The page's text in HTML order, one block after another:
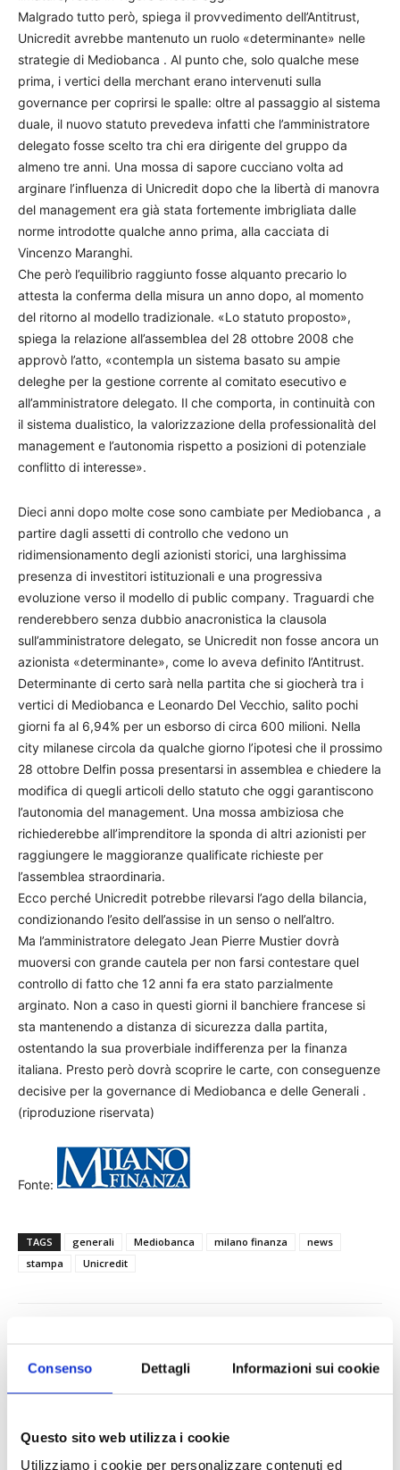
Consenso Dettagli Informazioni sui cookie
Questo sito web utilizza i cookie
Utilizziamo i cookie per personalizzare contenuti ed
Malgrado tutto però, spiega il provvedimento dell’Antitrust,
Unicredit avrebbe mantenuto un ruolo «determinante» nelle
strategie di Mediobanca . Al punto che, solo qualche mese
prima, i vertici della merchant erano intervenuti sulla
governance per coprirsi le spalle: oltre al passaggio al sistema
duale, il nuovo statuto prevedeva infatti che l’amministratore
delegato fosse scelto tra chi era dirigente del gruppo da
almeno tre anni. Una mossa di sapore cucciano volta ad
arginare l’influenza di Unicredit dopo che la libertà di manovra
del management era già stata fortemente imbrigliata dalle
norme introdotte qualche anno prima, alla cacciata di
Vincenzo Maranghi.
Che però l’equilibrio raggiunto fosse alquanto precario lo
attesta la conferma della misura un anno dopo, al momento
del ritorno al modello tradizionale. «Lo statuto proposto»,
spiega la relazione all’assemblea del 28 ottobre 2008 che
approvò l’atto, «contempla un sistema basato su ampie
deleghe per la gestione corrente al comitato esecutivo e
all’amministratore delegato. Il che comporta, in continuità con
il sistema dualistico, la valorizzazione della professionalità del
management e l’autonomia rispetto a posizioni di potenziale
conflitto di interesse».
Dieci anni dopo molte cose sono cambiate per Mediobanca , a
partire dagli assetti di controllo che vedono un
ridimensionamento degli azionisti storici, una larghissima
presenza di investitori istituzionali e una progressiva
evoluzione verso il modello di public company. Traguardi che
renderebbero senza dubbio anacronistica la clausola
sull’amministratore delegato, se Unicredit non fosse ancora un
azionista «determinante», come lo aveva definito l’Antitrust.
Determinante di certo sarà nella partita che si giocherà tra i
vertici di Mediobanca e Leonardo Del Vecchio, salito pochi
giorni fa al 6,94% per un esborso di circa 600 milioni. Nella
city milanese circola da qualche giorno l’ipotesi che il prossimo
28 ottobre Delfin possa presentarsi in assemblea e chiedere la
modifica di quegli articoli dello statuto che oggi garantiscono
l’autonomia del management. Una mossa ambiziosa che
richiederebbe all’imprenditore la sponda di altri azionisti per
raggiungere le maggioranze qualificate richieste per
l’assemblea straordinaria.
Ecco perché Unicredit potrebbe rilevarsi l’ago della bilancia,
condizionando l’esito dell’assise in un senso o nell’altro.
Ma l’amministratore delegato Jean Pierre Mustier dovrà
muoversi con grande cautela per non farsi contestare quel
controllo di fatto che 12 anni fa era stato parzialmente
arginato. Non a caso in questi giorni il banchiere francese si
sta mantenendo a distanza di sicurezza dalla partita,
ostentando la sua proverbiale indifferenza per la finanza
italiana. Presto però dovrà scoprire le carte, con conseguenze
decisive per la governance di Mediobanca e delle Generali .
(riproduzione riservata)
Fonte:
TAGS generali Mediobanca milano finanza
news
stampa
Unicredit